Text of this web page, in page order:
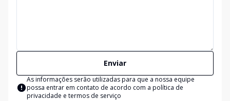
Enviar
As informações serão utilizadas para que a nossa equipe
possa entrar em contato de acordo com a política de
privacidade e termos de serviço